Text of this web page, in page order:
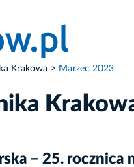
Krakowa Marzec 2023
– 25.